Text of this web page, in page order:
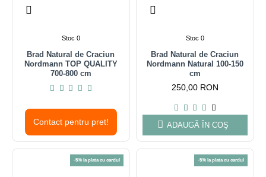
Stoc 0
Brad Natural de Craciun
Nordmann TOP QUALITY
700-800 cm
Contact pentru pret!
Stoc 0
Brad Natural de Craciun
Nordmann Natural 100-150
cm
250,00 RON
ADAUGĂ ÎN COŞ
-5% la plata cu cardul -5% la plata cu cardul